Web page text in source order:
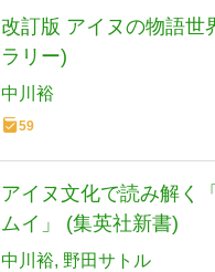
改訂版 アイヌの物語世
ラリー)
中川裕
59
アイヌ文化で読み解く
ムイ」 (集英社新書)
中川裕 野田サトル